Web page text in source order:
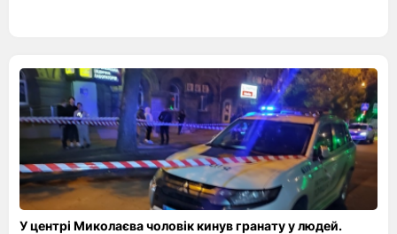
У центрі Миколаєва чоловік кинув гранату у людей.